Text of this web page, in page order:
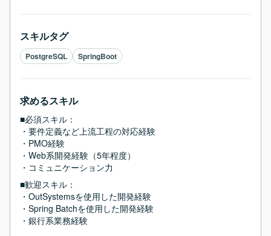
スキルタグ
PostgreSQL SpringBoot
求めるスキル
■必須スキル：
・要件定義など上流工程の対応経験
・PMO経験
・Web系開発経験（5年程度）
・コミュニケーション力
■歓迎スキル：
・OutSystemsを使用した開発経験
・Spring Batchを使用した開発経験
・銀行系業務経験